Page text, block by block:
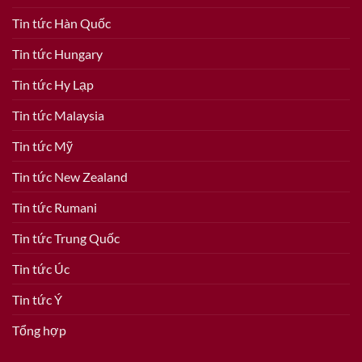
Tin tức Hàn Quốc
Tin tức Hungary
Tin tức Hy Lạp
Tin tức Malaysia
Tin tức Mỹ
Tin tức New Zealand
Tin tức Rumani
Tin tức Trung Quốc
Tin tức Úc
Tin tức Ý
Tổng hợp